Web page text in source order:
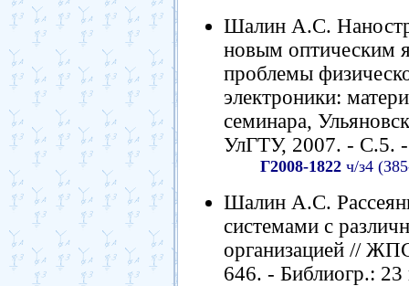
Шалин А.С.
новым оптическим
проблемы
электроники:
семинара,
УлГТУ, 2007. - С.5. -
Г2008-1822 ч/з4
Шалин А.С.
системами с
организацией //
646. - Библиогр.: 23